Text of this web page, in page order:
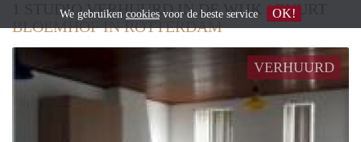
1 STUDIO VERHUURD IN DE WIJK / BUURT
BLOEMHOF IN ROTTERDAM
VERHUURD
We gebruiken cookies voor de beste service OK!